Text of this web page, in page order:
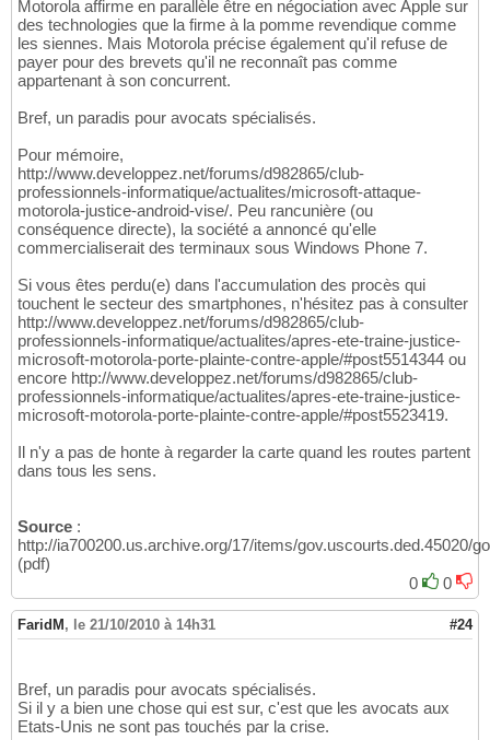
Motorola affirme en parallèle être en négociation avec Apple sur
des technologies que la firme à la pomme revendique comme
les siennes. Mais Motorola précise également qu'il refuse de
payer pour des brevets qu'il ne reconnaît pas comme
appartenant à son concurrent.
Bref, un paradis pour avocats spécialisés.
Pour mémoire,
http://www.developpez.net/forums/d982865/club-
professionnels-informatique/actualites/microsoft-attaque-
motorola-justice-android-vise/. Peu rancunière (ou
conséquence directe), la société a annoncé qu'elle
commercialiserait des terminaux sous Windows Phone 7.
Si vous êtes perdu(e) dans l'accumulation des procès qui
touchent le secteur des smartphones, n'hésitez pas à consulter
http://www.developpez.net/forums/d982865/club-
professionnels-informatique/actualites/apres-ete-traine-justice-
microsoft-motorola-porte-plainte-contre-apple/#post5514344 ou
encore http://www.developpez.net/forums/d982865/club-
professionnels-informatique/actualites/apres-ete-traine-justice-
microsoft-motorola-porte-plainte-contre-apple/#post5523419.
Il n'y a pas de honte à regarder la carte quand les routes partent
dans tous les sens.
Source :
http://ia700200.us.archive.org/17/items/gov.uscourts.ded.45020/
(pdf)
0
0
FaridM , le 21/10/2010 à 14h31 #24
Bref, un paradis pour avocats spécialisés.
Si il y a bien une chose qui est sur, c'est que les avocats aux
Etats-Unis ne sont pas touchés par la crise.